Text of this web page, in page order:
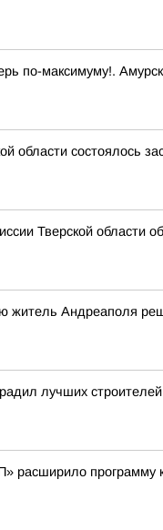
по-максимуму!.
области состоялось
Тверской области
житель Андреаполя
лучших
расширило программу